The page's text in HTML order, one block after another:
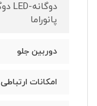
پانوراما
دوربین جلو
امکانات ارتباطی